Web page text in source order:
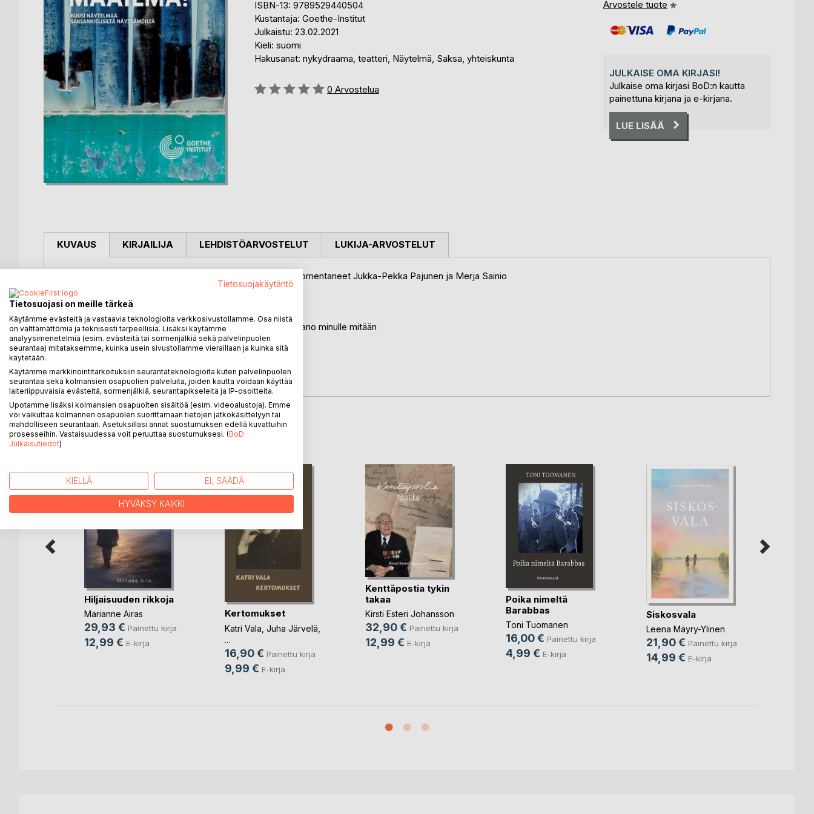
ISBN-13: 9789529440504
Kustantaja: Goethe-Institut
Julkaistu: 23.02.2021
Kieli: suomi
Hakusanat: nykydraama, teatteri, Näytelmä, Saksa, yhteiskunta
Arvostelu::
0 Arvostelua
Arvostele tuote
JULKAISE OMA KIRJASI!
Julkaise oma kirjasi BoD:n kautta
painettuna kirjana ja e-kirjana.
LUE LISÄÄ
KUVAUS
Uutta saksankielistä draamaa suomenkielisille lukijoille. Suomentaneet Jukka-Pekka Pajunen ja Merja Sainio
Antologia sisältää seuraavat näytelmät:
- Elfriede Jelinek: Jackie. Tyttö ja kuolema IV
- Sibylle Berg: Ja nyt: Maailma! eli Niin kutsuttu ulkona ei sano minulle mitään
- Ewald Palmetshofer: Harhautuneet
- Falk Richter: In My Room
- Enis Maci: Sivustakatsojat
KIRJAILIJA LEHDISTÖARVOSTELUT LUKIJA-ARVOSTELUT
LISÄÄ KIRJOJA BoD:LLA
Hiljaisuuden rikkoja
Marianne Airas
29,93 € Painettu kirja
12,99 € E-kirja
Kertomukset
Katri Vala Juha Järvelä
...
16,90 € Painettu kirja
9,99 € E-kirja
Kenttäpostia tykin
takaa
Kirsti Esteri Johansson
32,90 € Painettu kirja
12,99 € E-kirja
Poika nimeltä
Barabbas
Toni Tuomanen
16,00 € Painettu kirja
4,99 € E-kirja
Siskosvala
Leena Mäyry-Ylinen
21,90 € Painettu kirja
14,99 € E-kirja
Tietosuojakäytäntö
Tietosuojasi on meille tärkeä
Käytämme evästeitä ja vastaavia teknologioita verkkosivustollamme. Osa niistä
on välttämättömiä ja teknisesti tarpeellisia. Lisäksi käytämme
analyysimenetelmiä (esim. evästeitä tai sormenjälkiä sekä palvelinpuolen
seurantaa) mitataksemme, kuinka usein sivustollamme vieraillaan ja kuinka sitä
käytetään.
Käytämme markkinointitarkoituksiin seurantateknologioita kuten palvelinpuolen
seurantaa sekä kolmansien osapuolien palveluita, joiden kautta voidaan käyttää
laiteriippuvaisia evästeitä, sormenjälkiä, seurantapikseleitä ja IP-osoitteita.
Upotamme lisäksi kolmansien osapuolten sisältöä (esim. videoalustoja). Emme
voi vaikuttaa kolmannen osapuolen suorittamaan tietojen jatkokäsittelyyn tai
mahdolliseen seurantaan. Asetuksillasi annat suostumuksen edellä kuvattuihin
prosesseihin. Vastaisuudessa voit peruuttaa suostumuksesi. (BoD
Julkaisutiedot)
KIELLÄ EI, SÄÄDÄ
HYVÄKSY KAIKKI